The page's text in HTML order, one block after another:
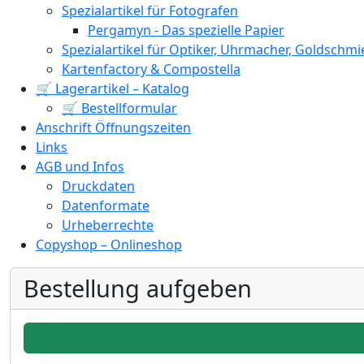
Spezialartikel für Fotografen
Pergamyn - Das spezielle Papier
Spezialartikel für Optiker, Uhrmacher,
Kartenfactory & Compostella
🛒 Lagerartikel – Katalog
🛒 Bestellformular
Anschrift Öffnungszeiten
Links
AGB und Infos
Druckdaten
Datenformate
Urheberrechte
Copyshop – Onlineshop
Bestellung aufgeben